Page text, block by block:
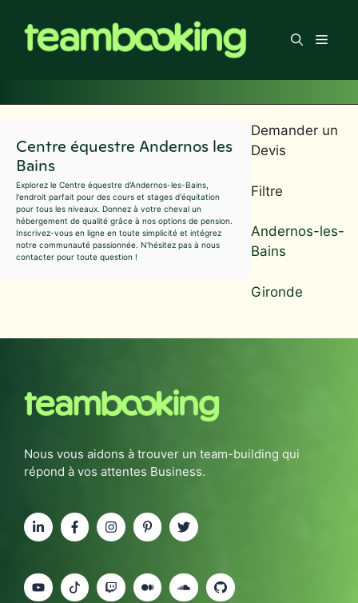
contenu
Menu
Centre équestre Andernos les
Bains
Explorez le Centre équestre d'Andernos-les-Bains,
l'endroit parfait pour des cours et stages d'équitation
pour tous les niveaux. Donnez à votre cheval un
hébergement de qualité grâce à nos options de pension.
Inscrivez-vous en ligne en toute simplicité et intégrez
notre communauté passionnée. N'hésitez pas à nous
contacter pour toute question !
Demander un
Devis
Filtre
Andernos-les-
Bains
Gironde
Nous vous aidons à trouver un team-building qui
répond à vos attentes Business.